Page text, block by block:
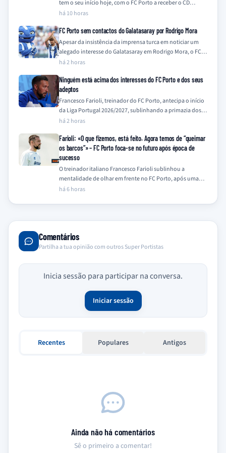
tem o seu início hoje, com o FC Porto a receber o CD
Feirense no…
há 10 horas
FC Porto sem contactos do Galatasaray por Rodrigo Mora
Apesar da insistência da imprensa turca em noticiar um
alegado interesse do Galatasaray em Rodrigo Mora, o FC
Porto nega qualquer contacto…
há 2 horas
Ninguém está acima dos interesses do FC Porto e dos seus
adeptos
Francesco Farioli, treinador do FC Porto, antecipa o início
da Liga Portugal 2026/2027, sublinhando a primazia dos
interesses do clube e dos…
há 2 horas
Farioli: «O que fizemos, está feito. Agora temos de “queimar
os barcos”» – FC Porto foca-se no futuro após época de
sucesso
O treinador italiano Francesco Farioli sublinhou a
mentalidade de olhar em frente no FC Porto, após uma
temporada de 2025/26 coroada com…
há 6 horas
Comentários
Partilha a tua opinião com outros Super Portistas
Inicia sessão para participar na conversa.
Iniciar sessão
Recentes Populares Antigos
Ainda não há comentários
Sê o primeiro a comentar!